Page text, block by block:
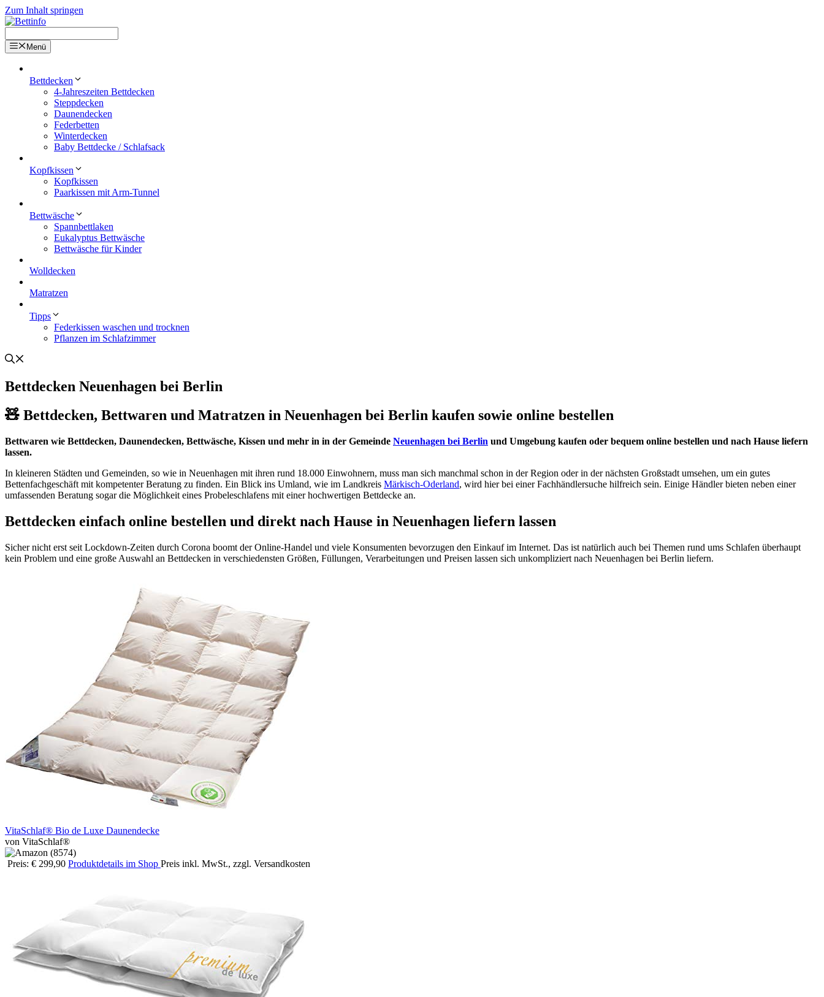
Zum Inhalt springen
Menü
Bettdecken
4-Jahreszeiten Bettdecken
Steppdecken
Daunendecken
Federbetten
Winterdecken
Baby Bettdecke / Schlafsack
Kopfkissen
Kopfkissen
Paarkissen mit Arm-Tunnel
Bettwäsche
Spannbettlaken
Eukalyptus Bettwäsche
Bettwäsche für Kinder
Wolldecken
Matratzen
Tipps
Federkissen waschen und trocknen
Pflanzen im Schlafzimmer
Bettdecken Neuenhagen bei Berlin
🧸 Bettdecken, Bettwaren und Matratzen in Neuenhagen bei Berlin kaufen sowie online bestellen
Bettwaren wie Bettdecken, Daunendecken, Bettwäsche, Kissen und mehr in in der Gemeinde Neuenhagen bei Berlin und Umgebung kaufen oder bequem online bestellen und nach Hause liefern
lassen.
In kleineren Städten und Gemeinden, so wie in Neuenhagen mit ihren rund 18.000 Einwohnern, muss man sich manchmal schon in der Region oder in der nächsten Großstadt umsehen, um ein gutes
Bettenfachgeschäft mit kompetenter Beratung zu finden. Ein Blick ins Umland, wie im Landkreis Märkisch-Oderland, wird hier bei einer Fachhändlersuche hilfreich sein. Einige Händler bieten neben einer
umfassenden Beratung sogar die Möglichkeit eines Probeleschlafens mit einer hochwertigen Bettdecke an.
Bettdecken einfach online bestellen und direkt nach Hause in Neuenhagen liefern lassen
Sicher nicht erst seit Lockdown-Zeiten durch Corona boomt der Online-Handel und viele Konsumenten bevorzugen den Einkauf im Internet. Das ist natürlich auch bei Themen rund ums Schlafen überhaupt
kein Problem und eine große Auswahl an Bettdecken in verschiedensten Größen, Füllungen, Verarbeitungen und Preisen lassen sich unkompliziert nach Neuenhagen bei Berlin liefern.
VitaSchlaf® Bio de Luxe Daunendecke
von VitaSchlaf®
Preis: € 299,90 Produktdetails im Shop Preis inkl. MwSt., zzgl. Versandkosten